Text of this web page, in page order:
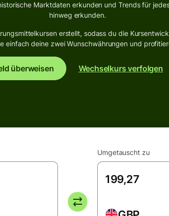
Marktdaten erkunden und Trends für
hinweg erkunden.
erstellt, sodass du die
einfach deine zwei Wunschwährungen und
überweisen Wechselkurs verfolgen
Umgetauscht zu